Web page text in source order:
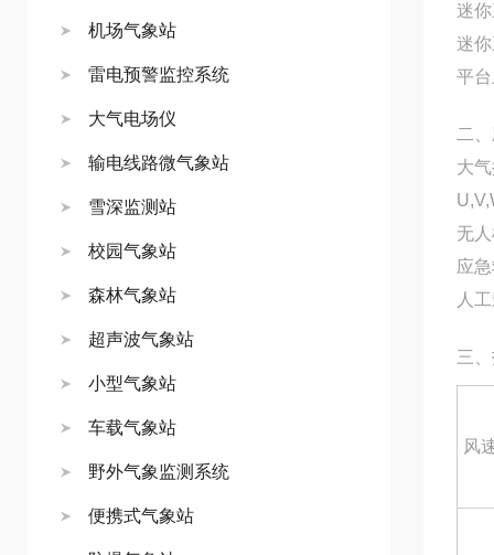
机场气象站
雷电预警监控系统
大气电场仪
输电线路微气象站
雪深监测站
校园气象站
森林气象站
超声波气象站
小型气象站
车载气象站
野外气象监测系统
便携式气象站
迷
迷
平
二
大
无
应
人
三
风